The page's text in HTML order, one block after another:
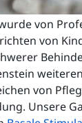
von
von
von
Unsere